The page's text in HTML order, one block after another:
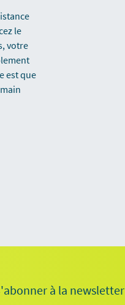
le
votre
est que
à la newsletter